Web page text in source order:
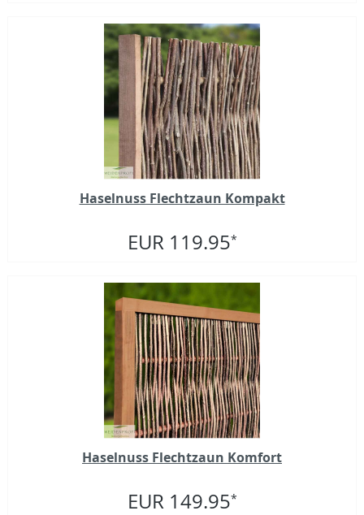
Haselnuss Flechtzaun Kompakt
EUR 119.95*
Haselnuss Flechtzaun Komfort
EUR 149.95*